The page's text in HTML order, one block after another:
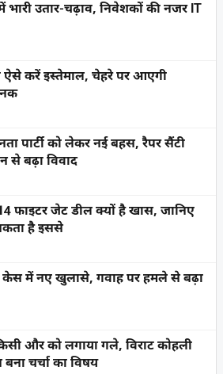
भारी उतार-चढ़ाव, निवेशकों की नजर IT
ऐसे करें इस्तेमाल, चेहरे पर आएगी
पार्टी को लेकर नई बहस, रैपर सैंटी
से बढ़ा विवाद
फाइटर जेट डील क्यों है खास, जानिए
है इससे
केस में नए खुलासे, गवाह पर हमले से बढ़ा
और को लगाया गले, विराट कोहली
चर्चा का विषय